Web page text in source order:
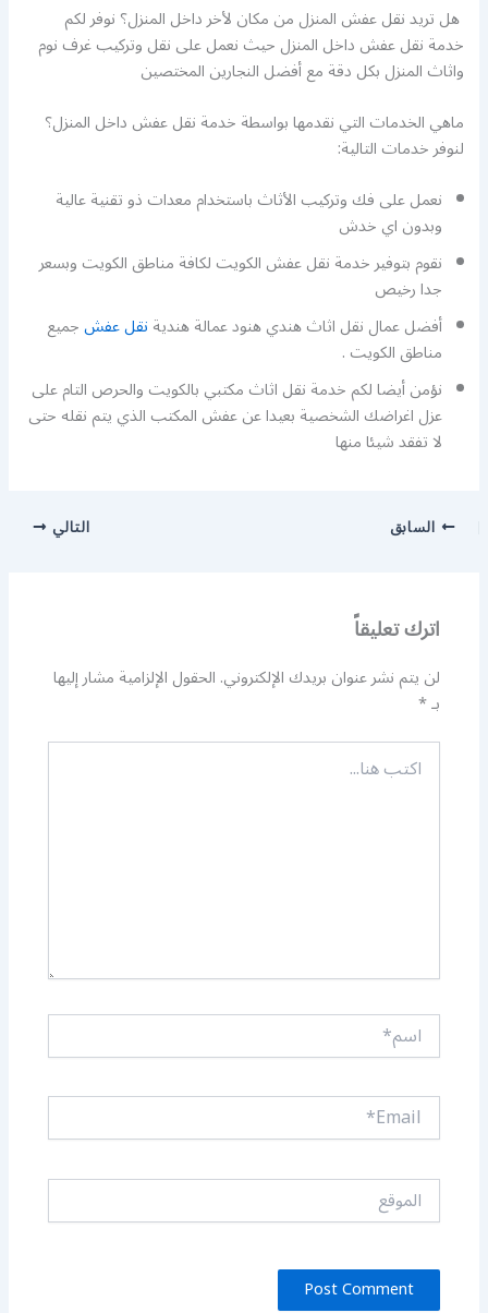
هل تريد نقل عفش المنزل من مكان لأخر داخل المنزل؟ نوفر لكم
خدمة نقل عفش داخل المنزل حيث نعمل على نقل وتركيب غرف نوم
واثاث المنزل بكل دقة مع أفضل النجارين المختصين
ماهي الخدمات التي نقدمها بواسطة خدمة نقل عفش داخل المنزل؟
لنوفر خدمات التالية:
نعمل على فك وتركيب الأثاث باستخدام معدات ذو تقنية عالية
وبدون اي خدش
نقوم بتوفير خدمة نقل عفش الكويت لكافة مناطق الكويت وبسعر
جدا رخيص
أفضل عمال نقل اثاث هندي هنود عمالة هنديةنقل عفشجميع
مناطق الكويت .
نؤمن أيضا لكم خدمة نقل اثاث مكتبي بالكويت والحرص التام على
عزل اغراضك الشخصية بعيدا عن عفش المكتب الذي يتم نقله حتى
لا تفقد شيئا منها
السابق التالي
اترك تعليقاً
لن يتم نشر عنوان بريدك الإلكتروني.الحقول الإلزامية مشار إليها
بـ*
اكتب
هنا...
اسم*
Email*
الموقع